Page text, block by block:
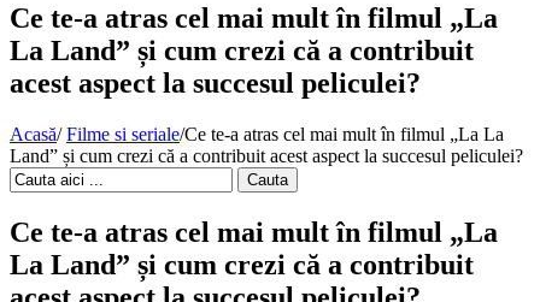
Ce te-a atras cel mai mult în filmul „La
La Land” și cum crezi că a contribuit
acest aspect la succesul peliculei?
Acasă/ Filme si seriale/Ce te-a atras cel mai mult în filmul „La La
Land” și cum crezi că a contribuit acest aspect la succesul peliculei?
Cauta
Ce te-a atras cel mai mult în filmul „La
La Land” și cum crezi că a contribuit